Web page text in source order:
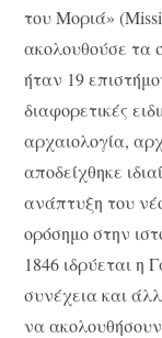
του Μοριά»
ακολουθούσε τα
ήταν 19
διαφορετικές
αρχαιολογία,
αποδείχθηκε
ανάπτυξη του
ορόσημο στην
1846 ιδρύεται η
συνέχεια και
να